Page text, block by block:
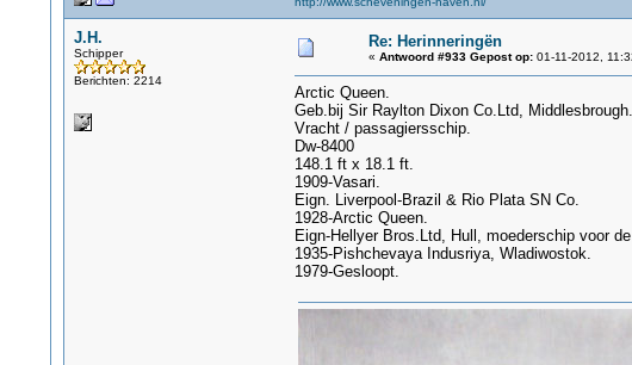
J.H.
Schipper
Berichten: 2214
Re: Herinneringën
« Antwoord #933 Gepost op:01-11-2012,
Arctic Queen.
Geb.bij Sir Raylton Dixon Co.Ltd, Middlesbrough.
Vracht / passagiersschip.
Dw-8400
148.1 ft x 18.1 ft.
1909-Vasari.
Eign. Liverpool-Brazil & Rio Plata SN Co.
1928-Arctic Queen.
Eign-Hellyer Bros.Ltd, Hull, moederschip voor
1935-Pishchevaya Indusriya, Wladiwostok.
1979-Gesloopt.